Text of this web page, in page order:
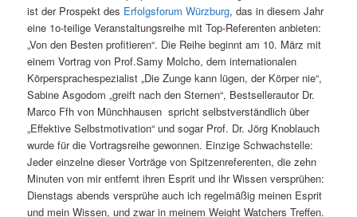
ist der Prospekt des Erfolgsforum Würzburg, das in diesem Jahr
eine 1o-teilige Veranstaltungsreihe mit Top-Referenten anbieten:
„Von den Besten profitieren“. Die Reihe beginnt am 10. März mit
einem Vortrag von Prof.Samy Molcho, dem internationalen
Körpersprachespezialist „Die Zunge kann lügen, der Körper nie“,
Sabine Asgodom „greift nach den Sternen“, Bestsellerautor Dr.
Marco Ffh von Münchhausen spricht selbstverständlich über
„Effektive Selbstmotivation“ und sogar Prof. Dr. Jörg Knoblauch
wurde für die Vortragsreihe gewonnen. Einzige Schwachstelle:
Jeder einzelne dieser Vorträge von Spitzenreferenten, die zehn
Minuten von mir entfernt ihren Esprit und ihr Wissen versprühen:
Dienstags abends versprühe auch ich regelmäßig meinen Esprit
und mein Wissen, und zwar in meinem Weight Watchers Treffen.